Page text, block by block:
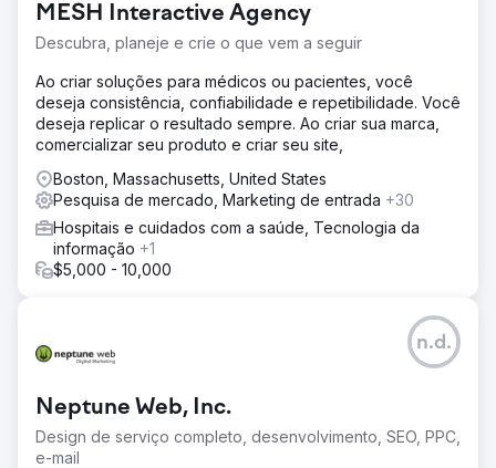
MESH Interactive Agency
Descubra, planeje e crie o que vem a seguir
Ao criar soluções para médicos ou pacientes, você
deseja consistência, confiabilidade e repetibilidade. Você
deseja replicar o resultado sempre. Ao criar sua marca,
comercializar seu produto e criar seu site,
Boston, Massachusetts, United States
Pesquisa de mercado, Marketing de entrada +30
Hospitais e cuidados com a saúde, Tecnologia da
informação +1
$5,000 - 10,000
Neptune Web, Inc.
Design de serviço completo, desenvolvimento, SEO, PPC,
e-mail
n.d.